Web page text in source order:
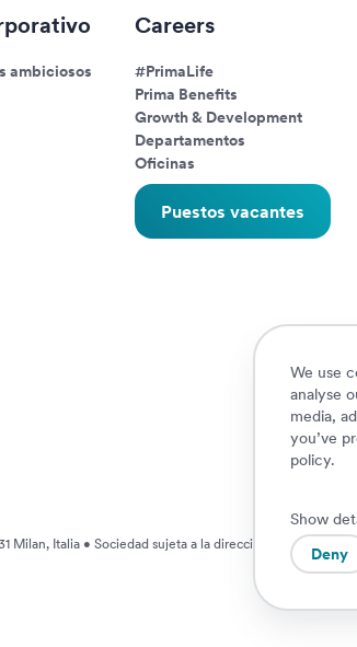
We use
analyse
media,
you’ve
policy.
Show
Deny
ambiciosos
Careers
#PrimaLife
Prima Benefits
Growth & Development
Departamentos
Oficinas
Puestos vacantes
Milan, Italia • Sociedad sujeta a la dirección y